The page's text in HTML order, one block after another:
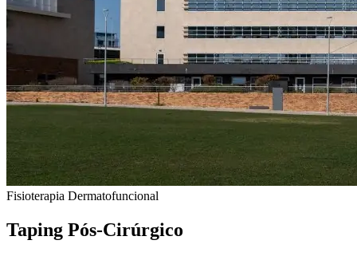
Fisioterapia Dermatofuncional
Taping Pós-Cirúrgico